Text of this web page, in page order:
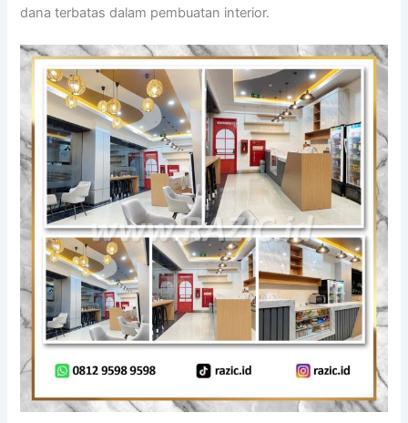
dana terbatas dalam pembuatan interior.